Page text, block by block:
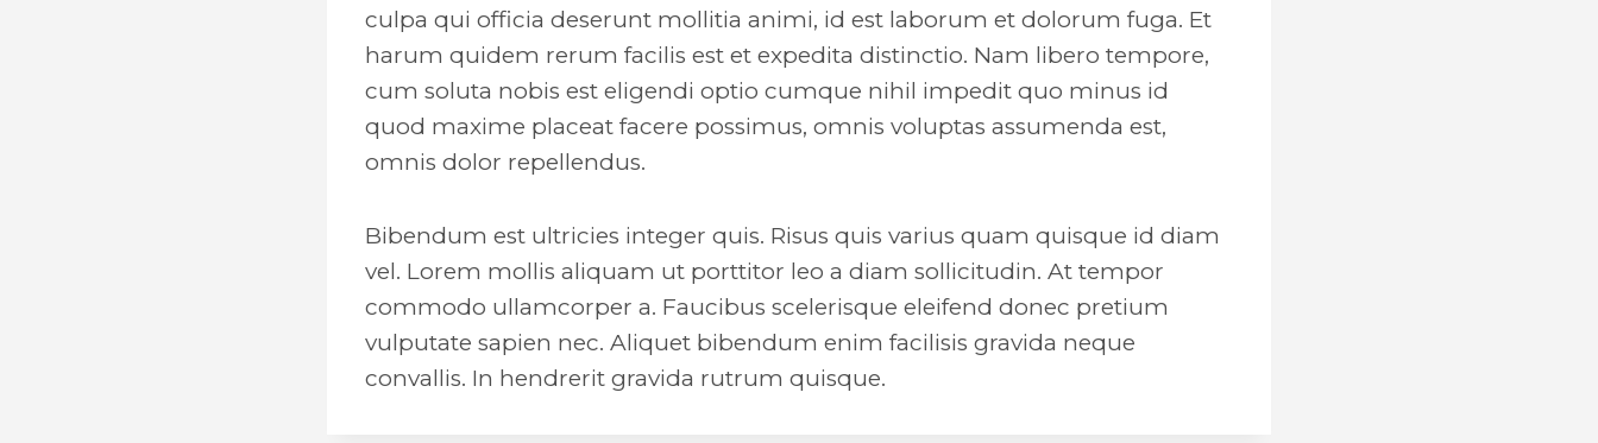
culpa qui officia deserunt mollitia animi, id est laborum et dolorum fuga. Et
harum quidem rerum facilis est et expedita distinctio. Nam libero tempore,
cum soluta nobis est eligendi optio cumque nihil impedit quo minus id
quod maxime placeat facere possimus, omnis voluptas assumenda est,
omnis dolor repellendus.
Bibendum est ultricies integer quis. Risus quis varius quam quisque id diam
vel. Lorem mollis aliquam ut porttitor leo a diam sollicitudin. At tempor
commodo ullamcorper a. Faucibus scelerisque eleifend donec pretium
vulputate sapien nec. Aliquet bibendum enim facilisis gravida neque
convallis. In hendrerit gravida rutrum quisque.